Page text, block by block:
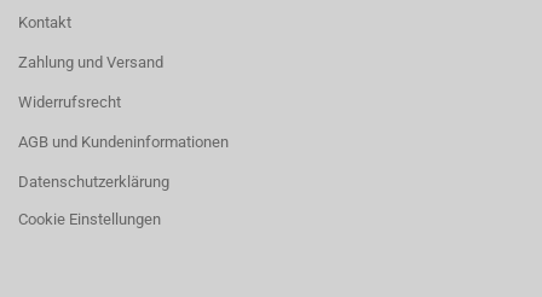
Kontakt
Zahlung und Versand
Widerrufsrecht
AGB und Kundeninformationen
Datenschutzerklärung
Cookie Einstellungen